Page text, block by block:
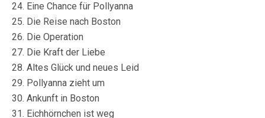
24. Eine Chance für Pollyanna
25. Die Reise nach Boston
26. Die Operation
27. Die Kraft der Liebe
28. Altes Glück und neues Leid
29. Pollyanna zieht um
30. Ankunft in Boston
31. Eichhörnchen ist weg